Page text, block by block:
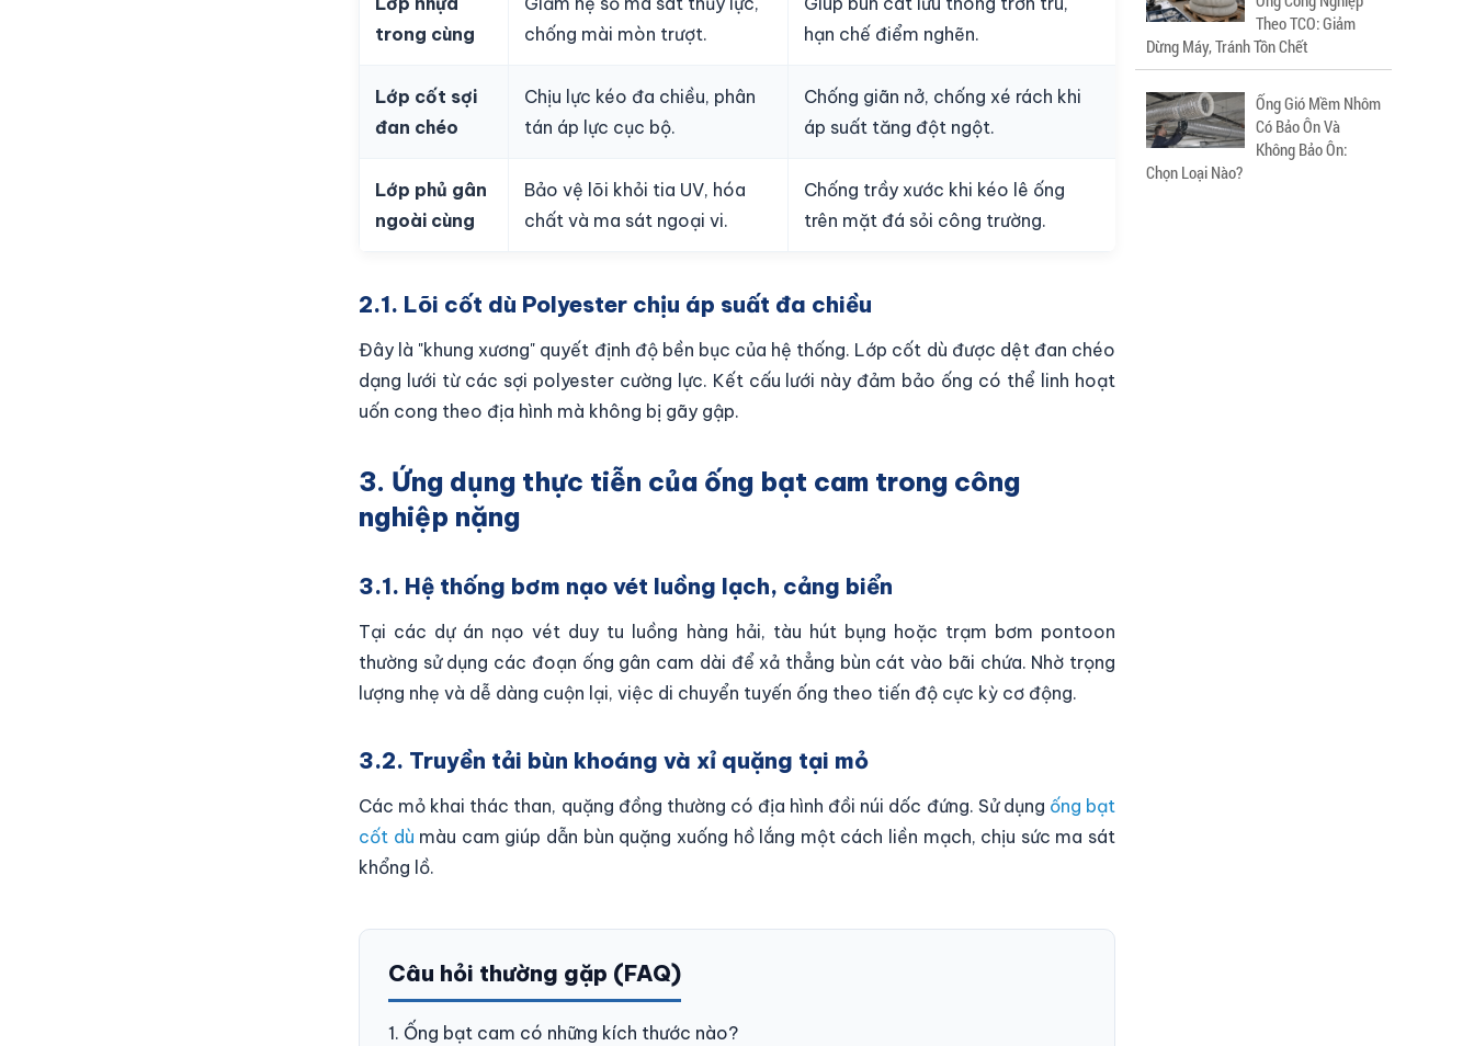
trong cùng
chống mài mòn trượt.
hạn chế điểm nghẽn.
Lớp cốt sợi
đan chéo
Chịu lực kéo đa chiều, phân
tán áp lực cục bộ.
Chống giãn nở, chống xé rách khi
áp suất tăng đột ngột.
Lớp phủ gân
ngoài cùng
Bảo vệ lõi khỏi tia UV, hóa
chất và ma sát ngoại vi.
Chống trầy xước khi kéo lê ống
trên mặt đá sỏi công trường.
2.1. Lõi cốt dù Polyester chịu áp suất đa chiều
Đây là "khung xương" quyết định độ bền bục của hệ thống. Lớp cốt dù được dệt đan chéo
dạng lưới từ các sợi polyester cường lực. Kết cấu lưới này đảm bảo ống có thể linh hoạt
uốn cong theo địa hình mà không bị gãy gập.
3. Ứng dụng thực tiễn của ống bạt cam trong công
nghiệp nặng
3.1. Hệ thống bơm nạo vét luồng lạch, cảng biển
Tại các dự án nạo vét duy tu luồng hàng hải, tàu hút bụng hoặc trạm bơm pontoon
thường sử dụng các đoạn ống gân cam dài để xả thẳng bùn cát vào bãi chứa. Nhờ trọng
lượng nhẹ và dễ dàng cuộn lại, việc di chuyển tuyến ống theo tiến độ cực kỳ cơ động.
3.2. Truyền tải bùn khoáng và xỉ quặng tại mỏ
Các mỏ khai thác than, quặng đồng thường có địa hình đồi núi dốc đứng. Sử dụng ống bạt
cốt dù màu cam giúp dẫn bùn quặng xuống hồ lắng một cách liền mạch, chịu sức ma sát
khổng lồ.
Câu hỏi thường gặp (FAQ)
1. Ống bạt cam có những kích thước nào?
Theo TCO: Giảm
Dừng Máy, Tránh Tồn Chết
Ống Gió Mềm Nhôm
Có Bảo Ôn Và
Không Bảo Ôn:
Chọn Loại Nào?